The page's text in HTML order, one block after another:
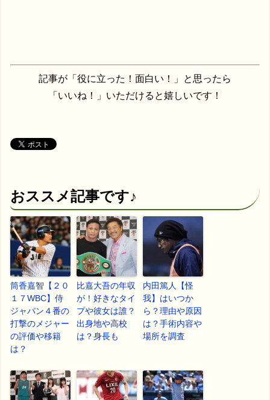
記事が「役に立った！面白い！」と思ったら
「いいね！」いただけると嬉しいです！
おススメ記事です♪
筒香嘉智【２０
１７WBC】侍
ジャパン４番の
打撃のメジャー
の評価や移籍
は？
比嘉大吾の年収
が！好きなタイ
プや彼女は誰？
出身地や高校
は？身長も
内田篤人【怪
我】はいつか
ら？理由や原因
は？手術内容や
場所を調査